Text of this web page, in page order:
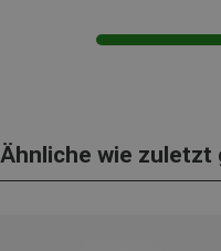
Ähnliche wie zuletzt